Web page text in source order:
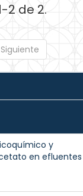
2 de 2.
Siguiente
y
en efluentes